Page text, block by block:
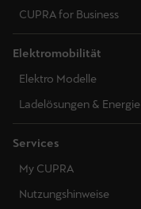
CUPRA for Business
Elektromobilität
Elektro Modelle
Ladelösungen & Energie
Services
My CUPRA
Nutzungshinweise